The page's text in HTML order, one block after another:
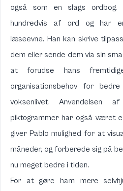
også som en slags ordbog.
hundredvis af ord og har
læseevne. Han kan skrive
dem eller sende dem via sin
at forudse hans
organisationsbehov for
voksenlivet. Anvendelsen
piktogrammer har også været
giver Pablo mulighed for at
måneder, og forberede sig på
nu meget bedre i tiden.
For at gøre ham mere